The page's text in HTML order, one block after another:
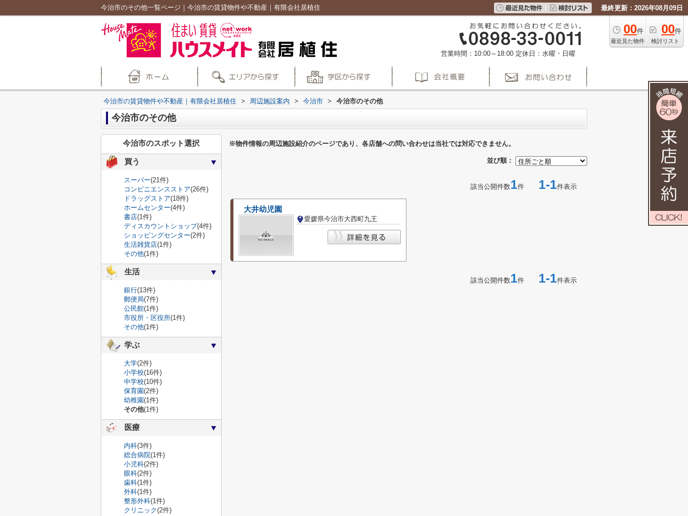
今治市のその他一覧ページ｜今治市の賃貸物件や不動産｜有限会社居植住 最終更新：2026年08月09日
00件
最近見た物件
00件
検討リスト
営業時間：10:00～18:00 定休日：水曜・日曜
今治市の賃貸物件や不動産｜有限会社居植住 > 周辺施設案内 > 今治市 > 今治市のその他
今治市のその他
※物件情報の周辺施設紹介のページであり、各店舗への問い合わせは当社では対応できません。
並び順：
該当公開件数1件 1-1件表示
大井幼児園
愛媛県今治市大西町九王
該当公開件数1件 1-1件表示
今治市のスポット選択
買う
スーパー(21件)
コンビニエンスストア(26件)
ドラッグストア(18件)
ホームセンター(4件)
書店(1件)
ディスカウントショップ(4件)
ショッピングセンター(2件)
生活雑貨店(1件)
その他(1件)
生活
銀行(13件)
郵便局(7件)
公民館(1件)
市役所・区役所(1件)
その他(1件)
学ぶ
大学(2件)
小学校(16件)
中学校(10件)
保育園(2件)
幼稚園(1件)
その他(1件)
医療
内科(3件)
総合病院(1件)
小児科(2件)
眼科(2件)
歯科(1件)
外科(1件)
整形外科(1件)
クリニック(2件)